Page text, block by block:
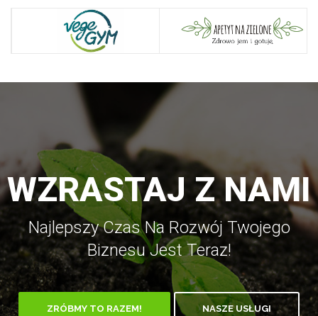
WZRASTAJ Z NAMI
Najlepszy Czas Na Rozwój Twojego
Biznesu Jest Teraz!
ZRÓBMY TO RAZEM! NASZE USŁUGI